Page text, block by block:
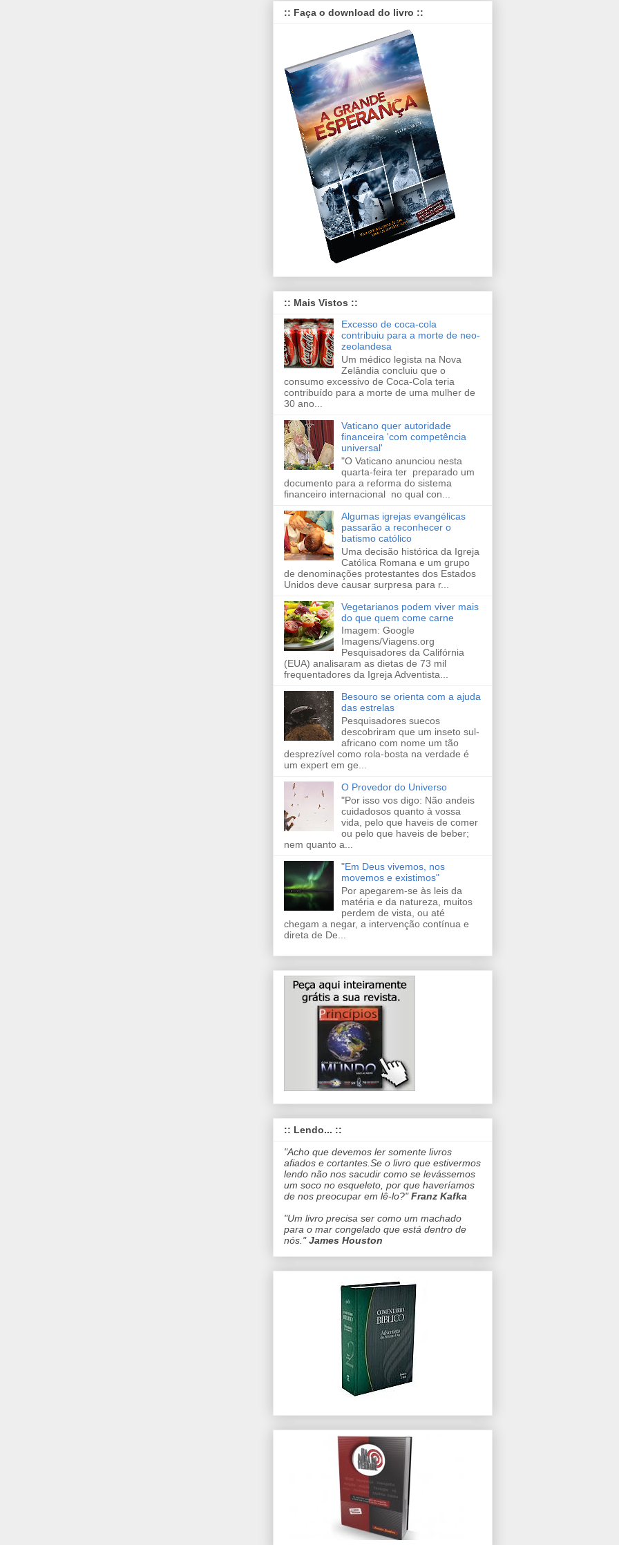
:: Faça o download do livro ::
:: Mais Vistos ::
Excesso de coca-cola
contribuiu para a morte de neo-
zeolandesa
Um médico legista na Nova
Zelândia concluiu que o
consumo excessivo de Coca-Cola teria
contribuído para a morte de uma mulher de
30 ano...
Vaticano quer autoridade
financeira 'com competência
universal'
"O Vaticano anunciou nesta
quarta-feira ter preparado um
documento para a reforma do sistema
financeiro internacional no qual con...
Algumas igrejas evangélicas
passarão a reconhecer o
batismo católico
Uma decisão histórica da Igreja
Católica Romana e um grupo
de denominações protestantes dos Estados
Unidos deve causar surpresa para r...
Vegetarianos podem viver mais
do que quem come carne
Imagem: Google
Imagens/Viagens.org
Pesquisadores da Califórnia
(EUA) analisaram as dietas de 73 mil
frequentadores da Igreja Adventista...
Besouro se orienta com a ajuda
das estrelas
Pesquisadores suecos
descobriram que um inseto sul-
africano com nome um tão
desprezível como rola-bosta na verdade é
um expert em ge...
O Provedor do Universo
"Por isso vos digo: Não andeis
cuidadosos quanto à vossa
vida, pelo que haveis de comer
ou pelo que haveis de beber;
nem quanto a...
"Em Deus vivemos, nos
movemos e existimos"
Por apegarem-se às leis da
matéria e da natureza, muitos
perdem de vista, ou até
chegam a negar, a intervenção contínua e
direta de De...
:: Lendo... ::
"Acho que devemos ler somente livros
afiados e cortantes.Se o livro que estivermos
lendo não nos sacudir como se levássemos
um soco no esqueleto, por que haveríamos
de nos preocupar em lê-lo?"Franz Kafka
"Um livro precisa ser como um machado
para o mar congelado que está dentro de
nós."James Houston